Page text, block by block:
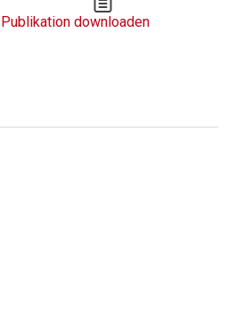
Publikation downloaden